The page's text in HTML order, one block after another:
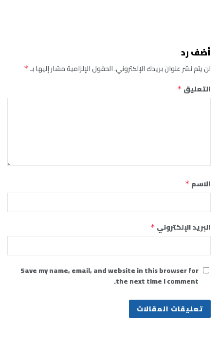
أضف رد
لن يتم نشر عنوان بريدك الإلكتروني.الحقول الإلزامية مشار إليها بـ*
التعليق *
الاسم *
البريد الإلكتروني *
Save my name, email, and website in this browser for
the next time I comment.